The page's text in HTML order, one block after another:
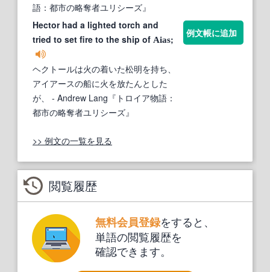
語：都市の略奪者ユリシーズ』
Hector had a lighted torch and
tried to set fire to the ship of Aias;
ヘクトールは火の着いた松明を持ち、
アイアースの船に火を放たんとした
が、
- Andrew Lang『トロイア物語：
都市の略奪者ユリシーズ』
例文帳に追加
>> 例文の一覧を見る
閲覧履歴
無料会員登録をすると、
単語の閲覧履歴を
確認できます。